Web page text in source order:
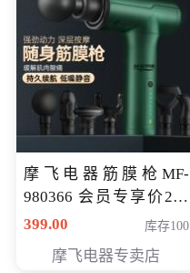
摩飞电器筋膜枪MF-
980366 会员专享价299
元
399.00 库存100
摩飞电器专卖店